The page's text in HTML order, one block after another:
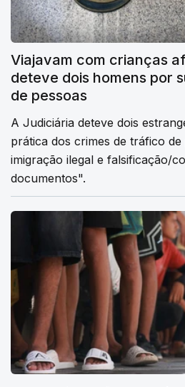
Viajavam com crianças
deteve dois homens por
de pessoas
A Judiciária deteve dois
prática dos crimes de tráfico
imigração ilegal e falsificação/
documentos".